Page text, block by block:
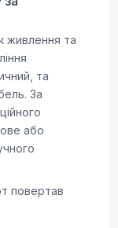
живлення та
та
За
або
повертав